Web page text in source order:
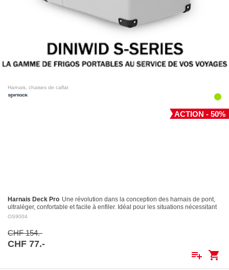
Harnais, chaises de calfat
ACTION - 50%
Harnais Deck Pro Une révolution dans la conception des harnais de pont,
ultraléger, confortable et facile à enfiler. Idéal pour les situations nécessitant
le port…
OS9004
CHF 154.-
CHF 77.-
playlist_add shopping_cart